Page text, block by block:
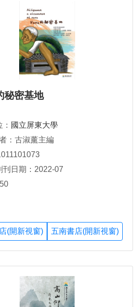
秘密基地
國立屏東大學
：古淑薰主編
刊日期：2022-07
(開新視窗) 五南書店(開新視窗)